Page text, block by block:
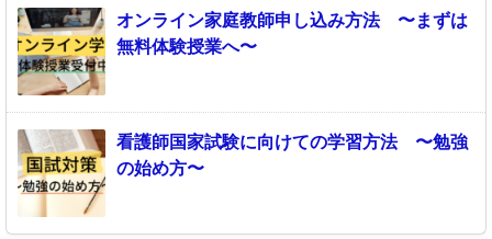
オンライン家庭教師申し込み方法 〜まずは
無料体験授業へ〜
看護師国家試験に向けての学習方法 〜勉強
の始め方〜